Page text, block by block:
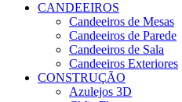
CANDEEIROS
Candeeiros de Mesas
Candeeiros de Parede
Candeeiros de Sala
Candeeiros Exteriores
CONSTRUÇÃO
Azulejos 3D